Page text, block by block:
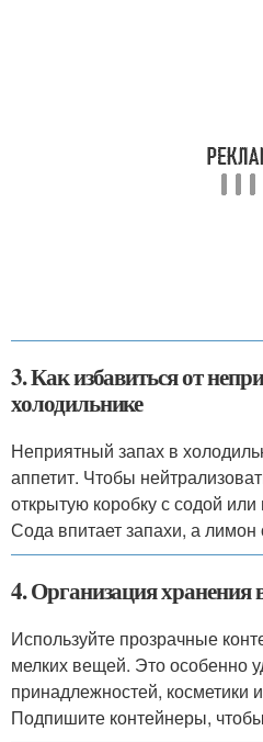
3. Как избавиться от
холодильнике
Неприятный запах в
аппетит. Чтобы
открытую коробку с содой
Сода впитает запахи, а
4. Организация хранения
Используйте прозрачные
мелких вещей. Это особенно
принадлежностей, косметики
Подпишите контейнеры,